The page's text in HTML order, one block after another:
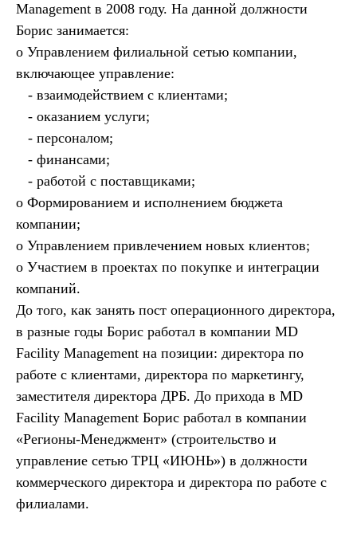
Management в 2008 году. На данной должности
Борис занимается:
o Управлением филиальной сетью компании,
включающее управление:
- взаимодействием с клиентами;
- оказанием услуги;
- персоналом;
- финансами;
- работой с поставщиками;
o Формированием и исполнением бюджета
компании;
o Управлением привлечением новых клиентов;
o Участием в проектах по покупке и интеграции
компаний.
До того, как занять пост операционного директора,
в разные годы Борис работал в компании MD
Facility Management на позиции: директора по
работе с клиентами, директора по маркетингу,
заместителя директора ДРБ. До прихода в MD
Facility Management Борис работал в компании
«Регионы-Менеджмент» (строительство и
управление сетью ТРЦ «ИЮНЬ») в должности
коммерческого директора и директора по работе с
филиалами.